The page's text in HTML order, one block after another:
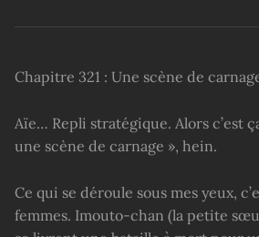
Chapitre 321 : Une scène de
Aïe… Repli stratégique. Alors c’est
une scène de carnage », hein.
Ce qui se déroule sous mes yeux,
femmes. Imouto-chan (la petite